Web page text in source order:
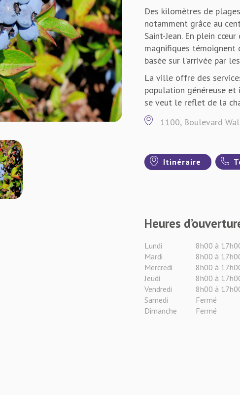
Des kilomètres de
notamment grâce au
Saint-Jean. En plein
magnifiques
basée sur l’arrivée par
La ville offre des
population généreuse et
se veut le reflet de la
1100, Boulevard
Itinéraire
Heures
Lundi
8h00 à
Mardi
8h00 à
Mercredi
8h00 à
Jeudi
8h00 à
Vendredi
8h00 à
Samedi
Fermé
Dimanche
Fermé